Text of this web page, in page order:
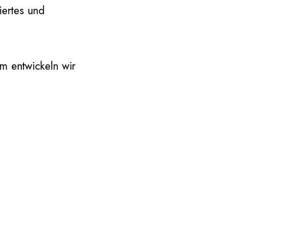
und
entwickeln wir